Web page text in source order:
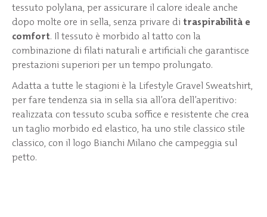
tessuto polylana, per assicurare il calore ideale anche
dopo molte ore in sella, senza privare di traspirabilità e
comfort. Il tessuto è morbido al tatto con la
combinazione di filati naturali e artificiali che garantisce
prestazioni superiori per un tempo prolungato.
Adatta a tutte le stagioni è la Lifestyle Gravel Sweatshirt,
per fare tendenza sia in sella sia all’ora dell’aperitivo:
realizzata con tessuto scuba soffice e resistente che crea
un taglio morbido ed elastico, ha uno stile classico stile
classico, con il logo Bianchi Milano che campeggia sul
petto.